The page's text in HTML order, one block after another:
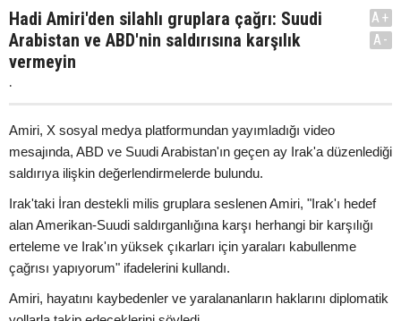
Hadi Amiri'den silahlı gruplara çağrı: Suudi
Arabistan ve ABD'nin saldırısına karşılık
vermeyin
.
A+
A-
Amiri, X sosyal medya platformundan yayımladığı video
mesajında, ABD ve Suudi Arabistan'ın geçen ay Irak'a düzenlediği
saldırıya ilişkin değerlendirmelerde bulundu.
Irak'taki İran destekli milis gruplara seslenen Amiri, "Irak'ı hedef
alan Amerikan-Suudi saldırganlığına karşı herhangi bir karşılığı
erteleme ve Irak'ın yüksek çıkarları için yaraları kabullenme
çağrısı yapıyorum" ifadelerini kullandı.
Amiri, hayatını kaybedenler ve yaralananların haklarını diplomatik